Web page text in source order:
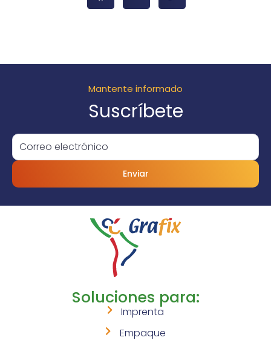
Mantente informado
Suscríbete
Enviar
Soluciones para:
Imprenta
Empaque